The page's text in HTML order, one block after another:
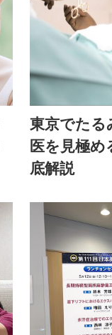
東京でたる
医を見極
底解説